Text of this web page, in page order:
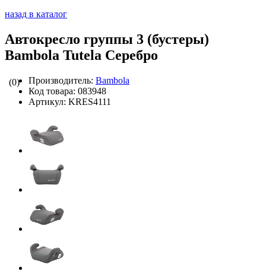
назад в каталог
Автокресло группы 3 (бустеры)
Bambola Tutela Серебро
(0) Производитель: Bambola
Код товара: 083948
Артикул: KRES4111